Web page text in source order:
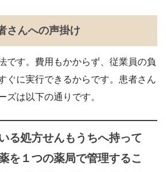
さんへの声掛け
です。費用もかからず、従業員の負
ぐに実行できるからです。患者さん
ズは以下の通りです。
る処方せんもうちへ持って
を１つの薬局で管理するこ